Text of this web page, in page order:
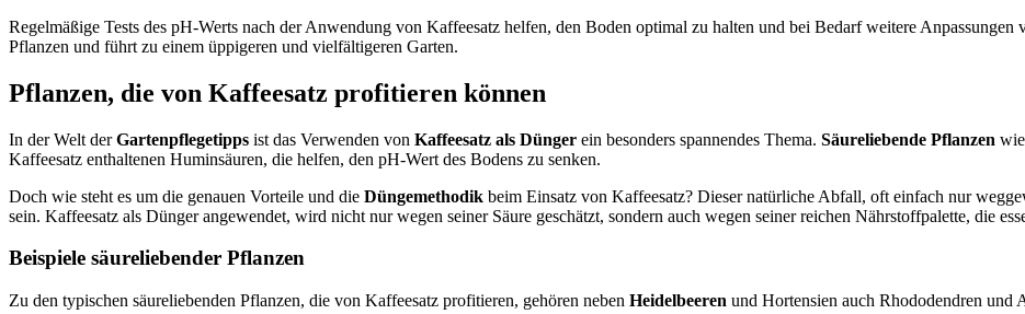
Regelmäßige Tests des pH-Werts nach der Anwendung von Kaffeesatz helfen, den Boden optimal zu halten und bei Bedarf weitere
Pflanzen und führt zu einem üppigeren und vielfältigeren Garten.
Pflanzen, die von Kaffeesatz profitieren können
In der Welt derGartenpflegetipps ist das Verwenden von Kaffeesatz als Dünger ein besonders spannendes Thema. Säureliebende Pflanzen wie
Kaffeesatz enthaltenen Huminsäuren, die helfen, den pH-Wert des Bodens zu senken.
Doch wie steht es um die genauen Vorteile und die Düngemethodik beim Einsatz von Kaffeesatz? Dieser natürliche Abfall, oft einfach nur
sein. Kaffeesatz als Dünger angewendet, wird nicht nur wegen seiner Säure geschätzt, sondern auch wegen seiner reichen Nährstoffpalette, die
Beispiele säureliebender Pflanzen
Zu den typischen säureliebenden Pflanzen, die von Kaffeesatz profitieren, gehören neben Heidelbeeren und Hortensien auch Rhododendren und